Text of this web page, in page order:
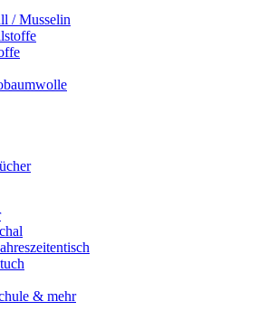
/ Musselin
& mehr